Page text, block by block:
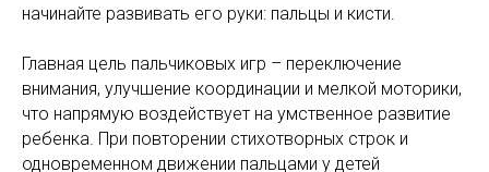
начинайте развивать его руки: пальцы и кисти.
Главная цель пальчиковых игр – переключение
внимания, улучшение координации и мелкой моторики,
что напрямую воздействует на умственное развитие
ребенка. При повторении стихотворных строк и
одновременном движении пальцами у детей